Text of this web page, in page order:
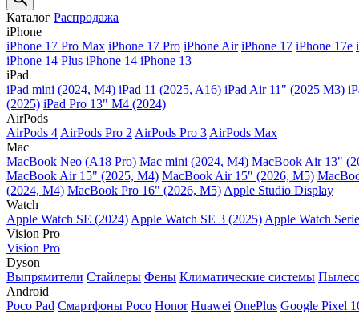
Каталог Распродажа
iPhone
iPhone 17 Pro Max iPhone 17 Pro iPhone Air iPhone 17 iPhone 17e
iPhone 14 Plus iPhone 14 iPhone 13
iPad
iPad mini (2024, M4) iPad 11 (2025, A16) iPad Air 11" (2025 M3)
(2025) iPad Pro 13" M4 (2024)
AirPods
AirPods 4 AirPods Pro 2 AirPods Pro 3 AirPods Max
Mac
MacBook Neo (A18 Pro) Mac mini (2024, M4) MacBook Air 13"
MacBook Air 15" (2025, M4) MacBook Air 15″ (2026, M5)
(2024, M4) MacBook Pro 16" (2026, M5) Apple Studio Display
Watch
Apple Watch SE (2024) Apple Watch SE 3 (2025) Apple Watch
Vision Pro
Vision Pro
Dyson
Выпрямители Стайлеры Фены Климатические системы
Android
Poco Pad Смартфоны Poco Honor Huawei OnePlus Google Pixel